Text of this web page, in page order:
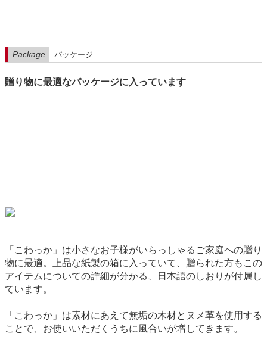
Package パッケージ
贈り物に最適なパッケージに入っています
「こわっか」は小さなお子様がいらっしゃるご家庭への贈り
物に最適。上品な紙製の箱に入っていて、贈られた方もこの
アイテムについての詳細が分かる、日本語のしおりが付属し
ています。
「こわっか」は素材にあえて無垢の木材とヌメ革を使用する
ことで、お使いいただくうちに風合いが増してきます。